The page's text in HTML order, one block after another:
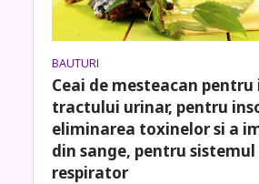
BAUTURI
Ceai de mesteacan
tractului urinar, pentru
eliminarea toxinelor si a
din sange, pentru
respirator